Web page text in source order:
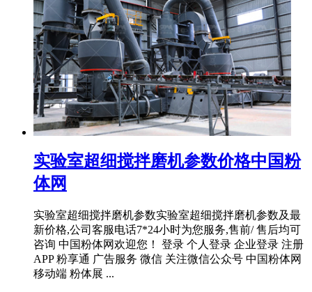
实验室超细搅拌磨机参数价格中国粉
体网
实验室超细搅拌磨机参数实验室超细搅拌磨机参数及最
新价格,公司客服电话7*24小时为您服务,售前/ 售后均可
咨询 中国粉体网欢迎您！ 登录 个人登录 企业登录 注册
APP 粉享通 广告服务 微信 关注微信公众号 中国粉体网
移动端 粉体展 ...